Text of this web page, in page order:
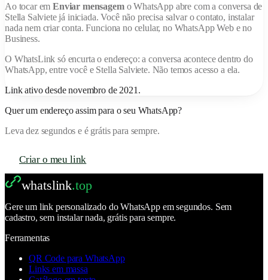
Ao tocar emEnviar mensagem o WhatsApp abre com a conversa de
Stella Salvietejá iniciada. Você não precisa salvar o contato, instalar
nada nem criar conta. Funciona no celular, no WhatsApp Web e no
Business.
O WhatsLink só encurta o endereço: a conversa acontece dentro do
WhatsApp, entre você e Stella Salviete. Não temos acesso a ela.
Link ativo desde novembro de 2021 .
Quer um endereço assim para o seu WhatsApp?
Leva dez segundos e é grátis para sempre.
Criar o meu link
whatslink.top
Gere um link personalizado do WhatsApp em segundos. Sem
cadastro, sem instalar nada, grátis para sempre.
Ferramentas
QR Code para WhatsApp
Links em massa